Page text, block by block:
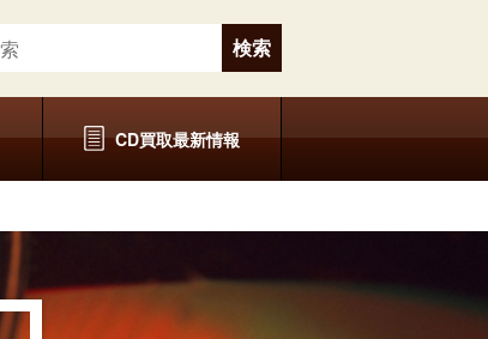
CD買取最新情報